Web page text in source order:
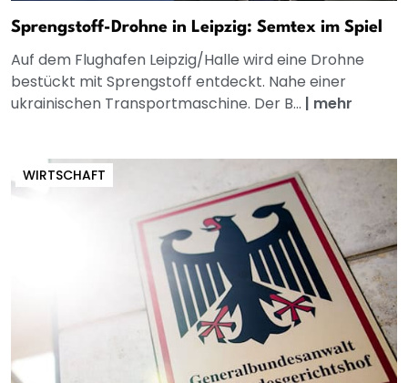
Sprengstoff-Drohne in Leipzig: Semtex im Spiel
Auf dem Flughafen Leipzig/Halle wird eine Drohne
bestückt mit Sprengstoff entdeckt. Nahe einer
ukrainischen Transportmaschine. Der B... | mehr
WIRTSCHAFT